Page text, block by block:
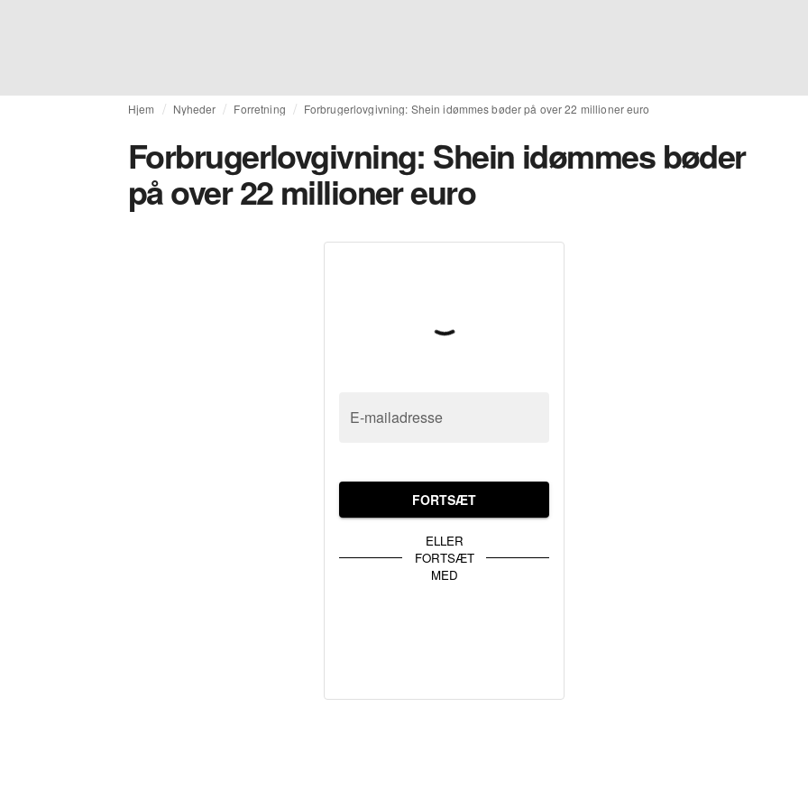
Hjem Nyheder Forretning Forbrugerlovgivning: Shein idømmes bøder på over 22 millioner euro
Forbrugerlovgivning: Shein idømmes bøder
på over 22 millioner euro
E-mailadresse
FORTSÆT
ELLER
FORTSÆT
MED